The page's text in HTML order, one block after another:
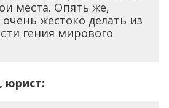
места. Опять же,
жестоко делать из
гения мирового
юрист: